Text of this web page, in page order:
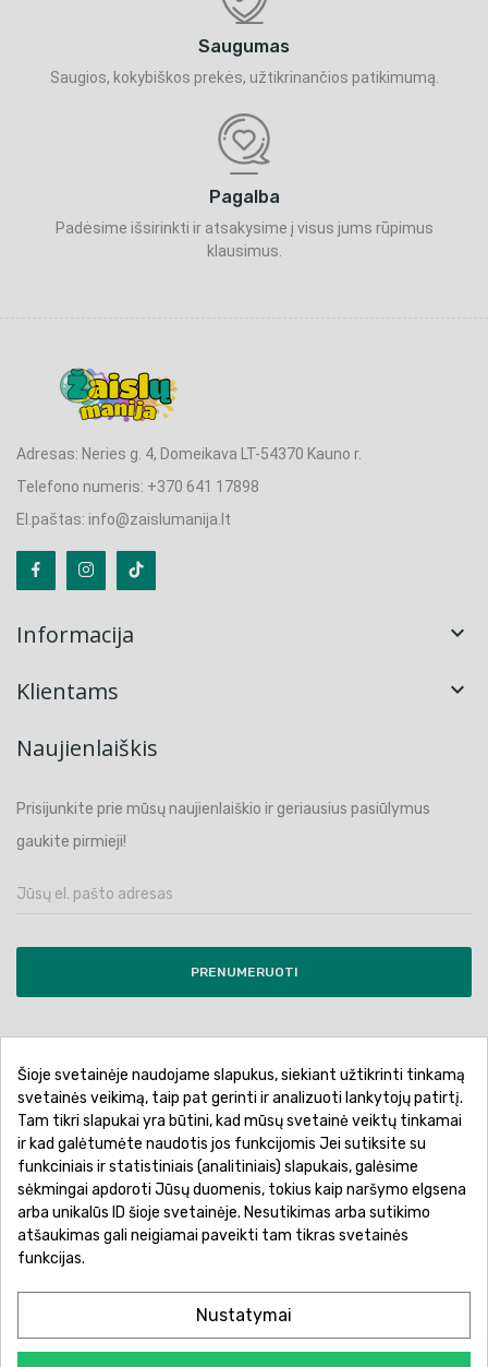
Saugumas
Saugios, kokybiškos prekės, užtikrinančios patikimumą.
Pagalba
Padėsime išsirinkti ir atsakysime į visus jums rūpimus
klausimus.
Adresas: Neries g. 4, Domeikava LT-54370 Kauno r.
Telefono numeris: +370 641 17898
El.paštas: info@zaislumanija.lt
Informacija 
Klientams 
Naujienlaiškis
Prisijunkite prie mūsų naujienlaiškio ir geriausius pasiūlymus
gaukite pirmieji!
PRENUMERUOTI
Pirkimo sąlygos ir taisyklės
Privatumo politika
Garantinis aptarnavimas
Prekių pristatymas
Prekių grąžinimas
Atsiskaitymo būdai
Šioje svetainėje naudojame slapukus, siekiant užtikrinti tinkamą
svetainės veikimą, taip pat gerinti ir analizuoti lankytojų patirtį.
Tam tikri slapukai yra būtini, kad mūsų svetainė veiktų tinkamai
ir kad galėtumėte naudotis jos funkcijomis Jei sutiksite su
funkciniais ir statistiniais (analitiniais) slapukais, galėsime
sėkmingai apdoroti Jūsų duomenis, tokius kaip naršymo elgsena
arba unikalūs ID šioje svetainėje. Nesutikimas arba sutikimo
atšaukimas gali neigiamai paveikti tam tikras svetainės
funkcijas.
Nustatymai